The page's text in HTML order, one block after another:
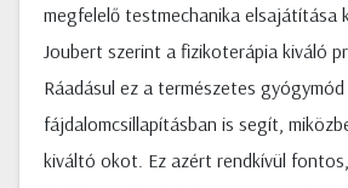
megfelelő testmechanika elsajátítása
Joubert szerint a fizikoterápia kiváló
Ráadásul ez a természetes
fájdalomcsillapításban is segít,
kiváltó okot. Ez azért rendkívül